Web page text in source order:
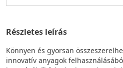
Részletes leírás
Könnyen és gyorsan
innovatív anyagok